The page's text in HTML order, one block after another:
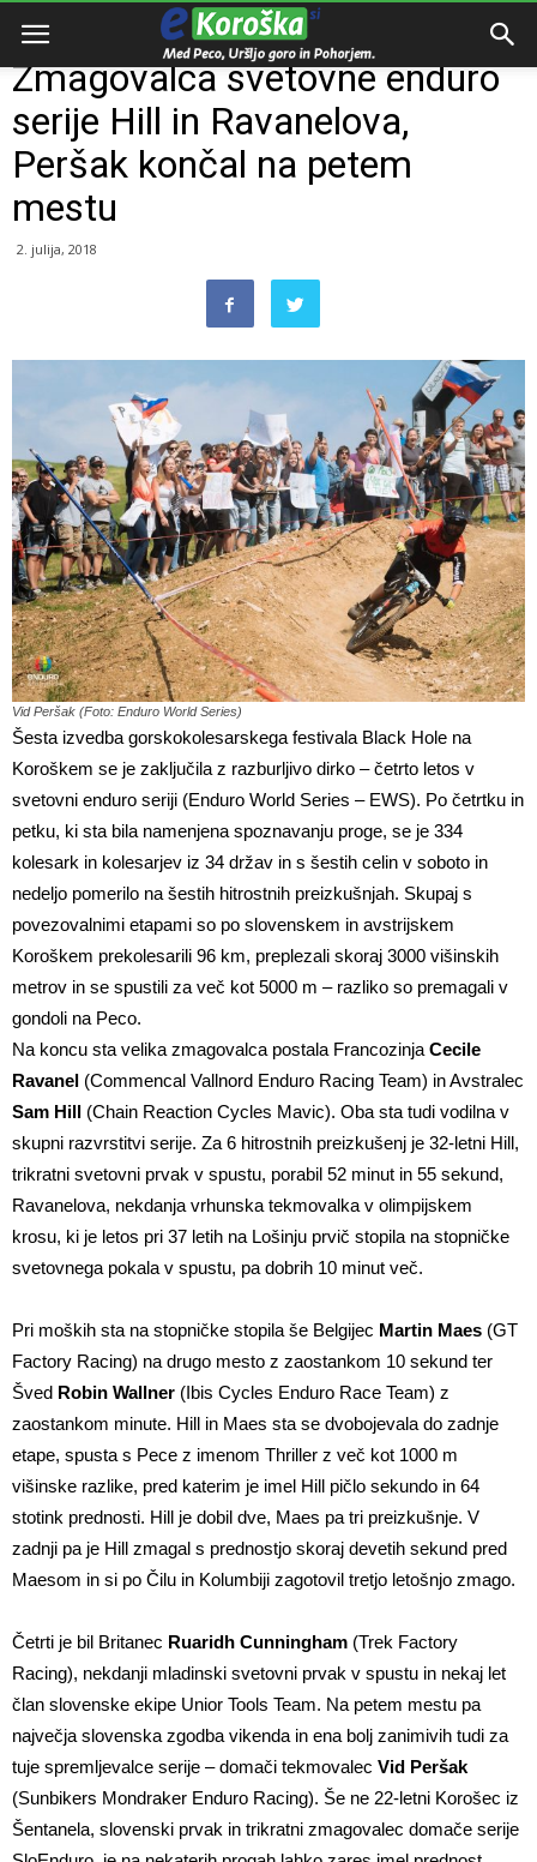
Domov
Zmagovalca svetovne enduro
serije Hill in Ravanelova,
Peršak končal na petem
mestu
2. julija, 2018
Vid Peršak (Foto: Enduro World Series)
Šesta izvedba gorskokolesarskega festivala Black Hole na
Koroškem se je zaključila z razburljivo dirko – četrto letos v
svetovni enduro seriji (Enduro World Series – EWS). Po četrtku in
petku, ki sta bila namenjena spoznavanju proge, se je 334
kolesark in kolesarjev iz 34 držav in s šestih celin v soboto in
nedeljo pomerilo na šestih hitrostnih preizkušnjah. Skupaj s
povezovalnimi etapami so po slovenskem in avstrijskem
Koroškem prekolesarili 96 km, preplezali skoraj 3000 višinskih
metrov in se spustili za več kot 5000 m – razliko so premagali v
gondoli na Peco.
Na koncu sta velika zmagovalca postala Francozinja Cecile
Ravanel (Commencal Vallnord Enduro Racing Team) in Avstralec
Sam Hill (Chain Reaction Cycles Mavic). Oba sta tudi vodilna v
skupni razvrstitvi serije. Za 6 hitrostnih preizkušenj je 32-letni Hill,
trikratni svetovni prvak v spustu, porabil 52 minut in 55 sekund,
Ravanelova, nekdanja vrhunska tekmovalka v olimpijskem
krosu, ki je letos pri 37 letih na Lošinju prvič stopila na stopničke
svetovnega pokala v spustu, pa dobrih 10 minut več.
Pri moških sta na stopničke stopila še Belgijec Martin Maes (GT
Factory Racing) na drugo mesto z zaostankom 10 sekund ter
Šved Robin Wallner (Ibis Cycles Enduro Race Team) z
zaostankom minute. Hill in Maes sta se dvobojevala do zadnje
etape, spusta s Pece z imenom Thriller z več kot 1000 m
višinske razlike, pred katerim je imel Hill pičlo sekundo in 64
stotink prednosti. Hill je dobil dve, Maes pa tri preizkušnje. V
zadnji pa je Hill zmagal s prednostjo skoraj devetih sekund pred
Maesom in si po Čilu in Kolumbiji zagotovil tretjo letošnjo zmago.
Četrti je bil Britanec Ruaridh Cunningham (Trek Factory
Racing), nekdanji mladinski svetovni prvak v spustu in nekaj let
član slovenske ekipe Unior Tools Team. Na petem mestu pa
največja slovenska zgodba vikenda in ena bolj zanimivih tudi za
tuje spremljevalce serije – domači tekmovalec Vid Peršak
(Sunbikers Mondraker Enduro Racing). Še ne 22-letni Korošec iz
Šentanela, slovenski prvak in trikratni zmagovalec domače serije